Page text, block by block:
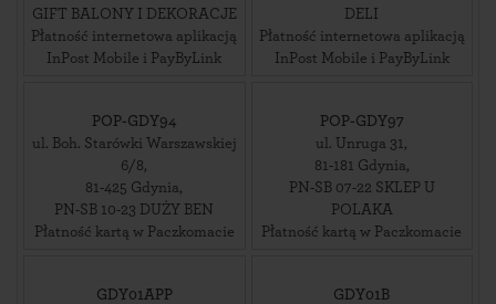
GIFT BALONY I DEKORACJE
Płatność internetowa aplikacją
InPost Mobile i PayByLink
DELI
Płatność internetowa aplikacją
InPost Mobile i PayByLink
POP-GDY94
ul. Boh. Starówki Warszawskiej
6/8,
81-425 Gdynia,
PN-SB 10-23 DUŻY BEN
Płatność kartą w Paczkomacie
POP-GDY97
ul. Unruga 31,
81-181 Gdynia,
PN-SB 07-22 SKLEP U
POLAKA
Płatność kartą w Paczkomacie
GDY01APP
GDY01B